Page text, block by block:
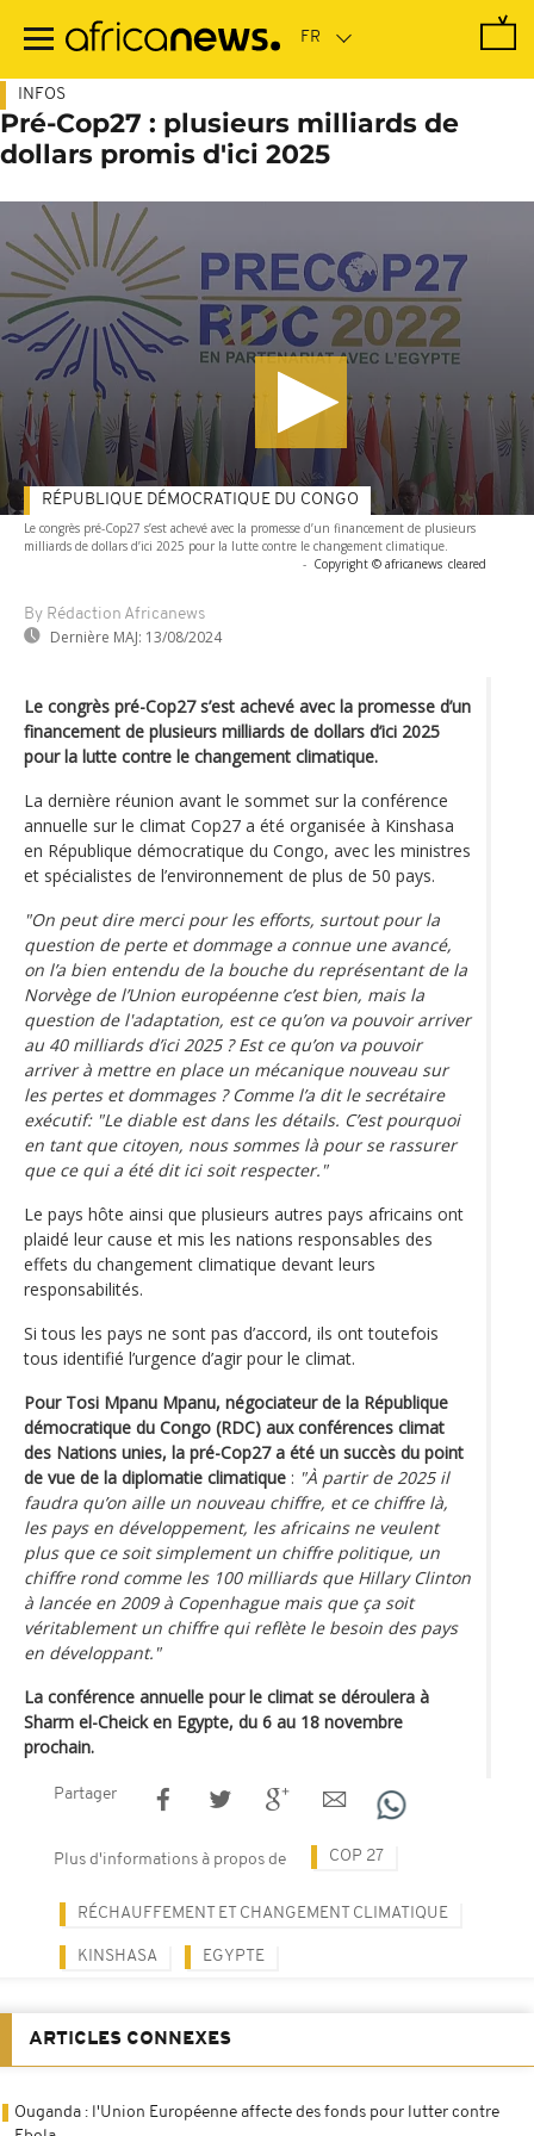
contenu
INFOS
Pré-Cop27 : plusieurs milliards de
dollars promis d'ici 2025
Le congrès pré-Cop27 s’est achevé avec la promesse d’un financement de plusieurs
milliards de dollars d’ici 2025 pour la lutte contre le changement climatique.
- Copyright © africanews cleared
By Rédaction Africanews
Dernière MAJ: 13/08/2024
RÉPUBLIQUE DÉMOCRATIQUE DU CONGO
Le congrès pré-Cop27 s’est achevé avec la promesse d’un
financement de plusieurs milliards de dollars d’ici 2025
pour la lutte contre le changement climatique.
La dernière réunion avant le sommet sur la conférence
annuelle sur le climat Cop27 a été organisée à Kinshasa
en République démocratique du Congo, avec les ministres
et spécialistes de l’environnement de plus de 50 pays.
"On peut dire merci pour les efforts, surtout pour la
question de perte et dommage a connue une avancé,
on l’a bien entendu de la bouche du représentant de la
Norvège de l’Union européenne c’est bien, mais la
question de l'adaptation, est ce qu’on va pouvoir arriver
au 40 milliards d’ici 2025 ? Est ce qu’on va pouvoir
arriver à mettre en place un mécanique nouveau sur
les pertes et dommages ? Comme l’a dit le secrétaire
exécutif: "Le diable est dans les détails. C’est pourquoi
en tant que citoyen, nous sommes là pour se rassurer
que ce qui a été dit ici soit respecter."
Le pays hôte ainsi que plusieurs autres pays africains ont
plaidé leur cause et mis les nations responsables des
effets du changement climatique devant leurs
responsabilités.
Si tous les pays ne sont pas d’accord, ils ont toutefois
tous identifié l’urgence d’agir pour le climat.
Pour Tosi Mpanu Mpanu, négociateur de la République
démocratique du Congo (RDC) aux conférences climat
des Nations unies, la pré-Cop27 a été un succès du point
de vue de la diplomatie climatique : "À partir de 2025 il
faudra qu’on aille un nouveau chiffre, et ce chiffre là,
les pays en développement, les africains ne veulent
plus que ce soit simplement un chiffre politique, un
chiffre rond comme les 100 milliards que Hillary Clinton
à lancée en 2009 à Copenhague mais que ça soit
véritablement un chiffre qui reflète le besoin des pays
en développant."
La conférence annuelle pour le climat se déroulera à
Sharm el-Cheick en Egypte, du 6 au 18 novembre
prochain.
Partager
Plus d'informations à propos de COP 27
RÉCHAUFFEMENT ET CHANGEMENT CLIMATIQUE
KINSHASA EGYPTE
ARTICLES CONNEXES
Ouganda : l'Union Européenne affecte des fonds pour lutter contre